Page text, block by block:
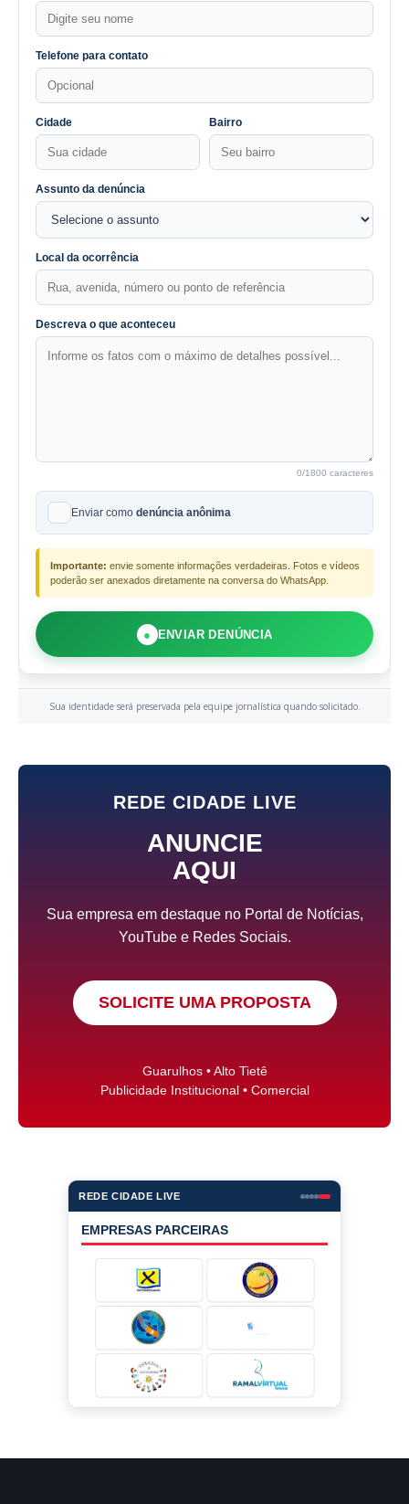
Telefone para contato
Cidade Bairro
Assunto da denúncia
Local da ocorrência
Descreva o que aconteceu
0/1800 caracteres
Enviar como denúncia anônima
Importante: envie somente informações verdadeiras. Fotos e vídeos
poderão ser anexados diretamente na conversa do WhatsApp.
● ENVIAR DENÚNCIA
Sua identidade será preservada pela equipe jornalística quando solicitado.
REDE CIDADE LIVE
ANUNCIE
AQUI
Sua empresa em destaque no Portal de Notícias,
YouTube e Redes Sociais.
SOLICITE UMA PROPOSTA
Guarulhos • Alto Tietê
Publicidade Institucional • Comercial
REDE CIDADE LIVE
EMPRESAS PARCEIRAS